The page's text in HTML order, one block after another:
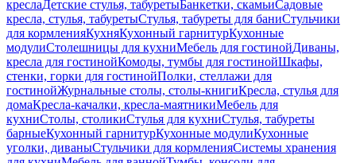
креслаДетские стулья, табуретыБанкетки, скамьиСадовые
кресла, стулья, табуретыСтулья, табуреты для баниСтульчики
для кормленияКухняКухонный гарнитурКухонные
модулиСтолешницы для кухниМебель для гостинойДиваны,
кресла для гостинойКомоды, тумбы для гостинойШкафы,
стенки, горки для гостинойПолки, стеллажи для
гостинойЖурнальные столы, столы-книгиКресла, стулья для
домаКресла-качалки, кресла-маятникиМебель для
кухниСтолы, столикиСтулья для кухниСтулья, табуреты
барныеКухонный гарнитурКухонные модулиКухонные
уголки, диваныСтульчики для кормленияСистемы хранения